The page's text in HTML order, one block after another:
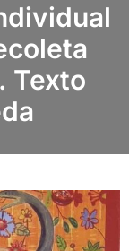
Texto